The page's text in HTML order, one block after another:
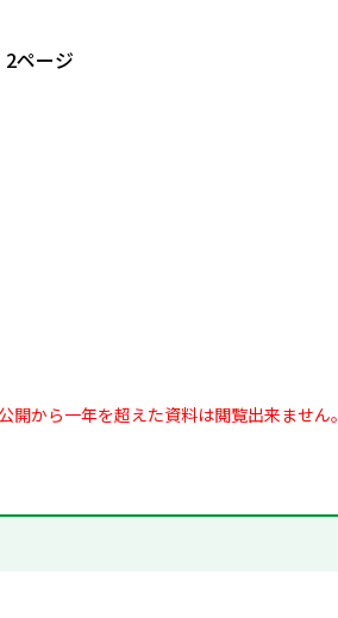
ページ
開から一年を超えた資料は閲覧出来ません。